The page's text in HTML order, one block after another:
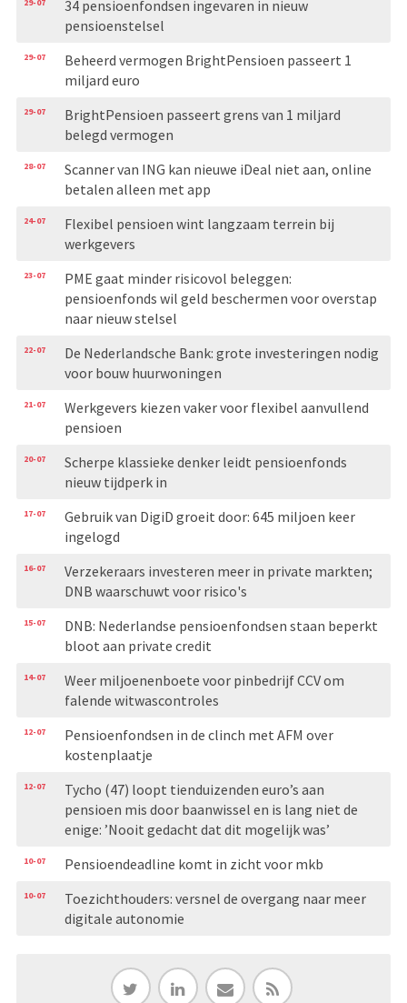
34 pensioenfondsen ingevaren in nieuw
pensioenstelsel
29-07
Beheerd vermogen BrightPensioen passeert 1
miljard euro
29-07
BrightPensioen passeert grens van 1 miljard
belegd vermogen
28-07
Scanner van ING kan nieuwe iDeal niet aan, online
betalen alleen met app
24-07
Flexibel pensioen wint langzaam terrein bij
werkgevers
23-07
PME gaat minder risicovol beleggen:
pensioenfonds wil geld beschermen voor overstap
naar nieuw stelsel
22-07
De Nederlandsche Bank: grote investeringen nodig
voor bouw huurwoningen
21-07
Werkgevers kiezen vaker voor flexibel aanvullend
pensioen
20-07
Scherpe klassieke denker leidt pensioenfonds
nieuw tijdperk in
17-07
Gebruik van DigiD groeit door: 645 miljoen keer
ingelogd
16-07
Verzekeraars investeren meer in private markten;
DNB waarschuwt voor risico's
15-07
DNB: Nederlandse pensioenfondsen staan beperkt
bloot aan private credit
14-07
Weer miljoenenboete voor pinbedrijf CCV om
falende witwascontroles
12-07
Pensioenfondsen in de clinch met AFM over
kostenplaatje
12-07
Tycho (47) loopt tienduizenden euro’s aan
pensioen mis door baanwissel en is lang niet de
enige: ’Nooit gedacht dat dit mogelijk was’
10-07 Pensioendeadline komt in zicht voor mkb
10-07
Toezichthouders: versnel de overgang naar meer
digitale autonomie